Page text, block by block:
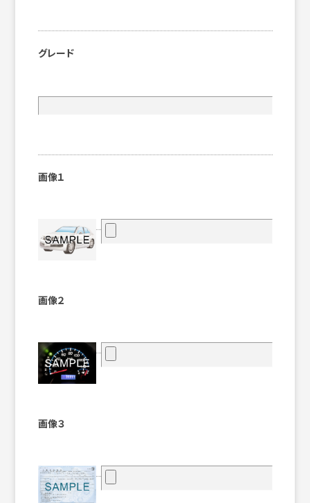
グレード
画像１
画像２
画像３